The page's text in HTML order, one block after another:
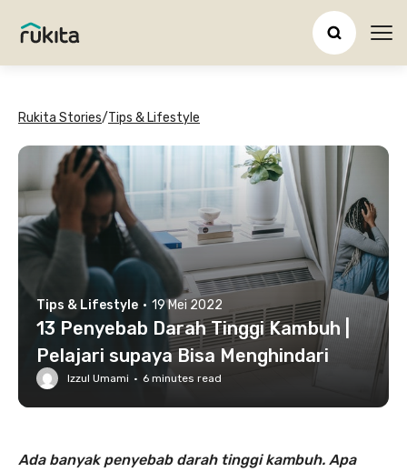
Rukita Stories/Tips & Lifestyle
Tips & Lifestyle · 19 Mei 2022
13 Penyebab Darah Tinggi Kambuh |
Pelajari supaya Bisa Menghindari
Izzul Umami · 6 minutes read
Ada banyak penyebab darah tinggi kambuh. Apa